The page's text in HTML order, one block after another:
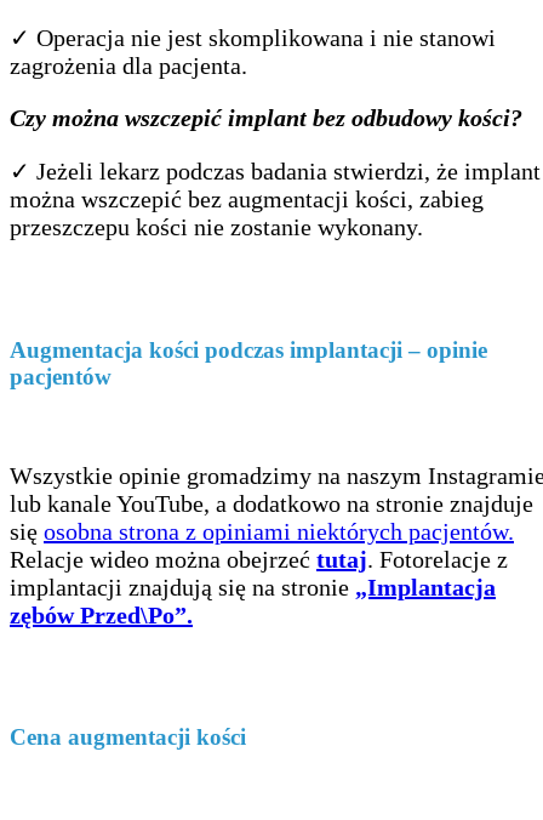
✓ Operacja nie jest skomplikowana i nie stanowi
zagrożenia dla pacjenta.
Czy można wszczepić implant bez odbudowy kości?
✓ Jeżeli lekarz podczas badania stwierdzi, że implant
można wszczepić bez augmentacji kości, zabieg
przeszczepu kości nie zostanie wykonany.
Augmentacja kości podczas implantacji – opinie
pacjentów
Wszystkie opinie gromadzimy na naszym
lub kanale YouTube, a dodatkowo na stronie znajduje
się osobna strona z opiniami niektórych pacjentów.
Relacje wideo można obejrzeć tutaj. Fotorelacje z
implantacji znajdują się na stronie „Implantacja
zębów Przed\Po”.
Cena augmentacji kości